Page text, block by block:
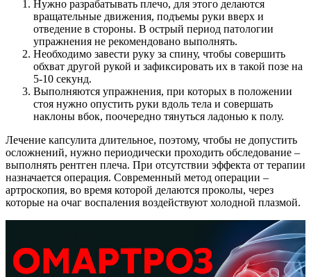
Нужно разрабатывать плечо, для этого делаются
вращательные движения, подъемы руки вверх и
отведение в стороны. В острый период патологии
упражнения не рекомендовано выполнять.
Необходимо завести руку за спину, чтобы совершить
обхват другой рукой и зафиксировать их в такой позе на
5-10 секунд.
Выполняются упражнения, при которых в положении
стоя нужно опустить руки вдоль тела и совершать
наклоны вбок, поочередно тянуться ладонью к полу.
Лечение капсулита длительное, поэтому, чтобы не допустить
осложнений, нужно периодически проходить обследование –
выполнять рентген плеча. При отсутствии эффекта от терапии
назначается операция. Современный метод операции –
артроскопия, во время которой делаются проколы, через
которые на очаг воспаления воздействуют холодной плазмой.